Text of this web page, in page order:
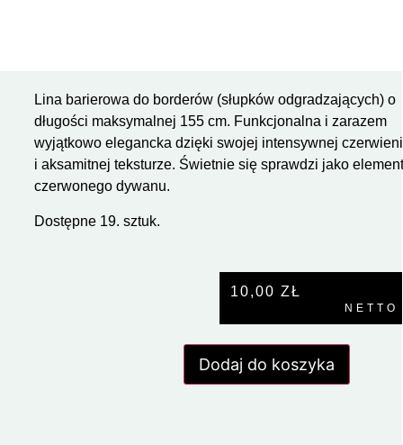
Lina barierowa do borderów (słupków odgradzających) o
długości maksymalnej 155 cm. Funkcjonalna i zarazem
wyjątkowo elegancka dzięki swojej intensywnej czerwieni
i aksamitnej teksturze. Świetnie się sprawdzi jako
czerwonego dywanu.
Dostępne 19. sztuk.
10,00 ZŁ
NETTO
Dodaj do koszyka